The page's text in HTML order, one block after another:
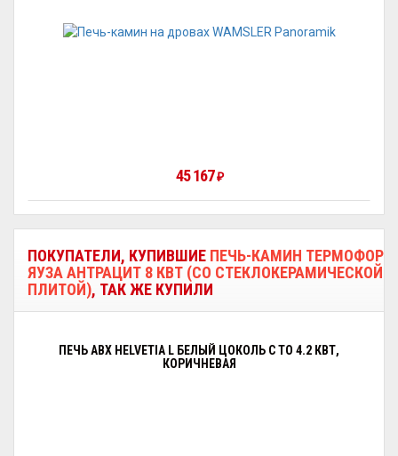
45 167₽
ПОКУПАТЕЛИ, КУПИВШИЕ ПЕЧЬ-КАМИН ТЕРМОФОР
ЯУЗА АНТРАЦИТ 8 КВТ (СО СТЕКЛОКЕРАМИЧЕСКОЙ
ПЛИТОЙ), ТАК ЖЕ КУПИЛИ
ПЕЧЬ ABX HELVETIA L БЕЛЫЙ ЦОКОЛЬ С ТО 4.2 КВТ,
КОРИЧНЕВАЯ